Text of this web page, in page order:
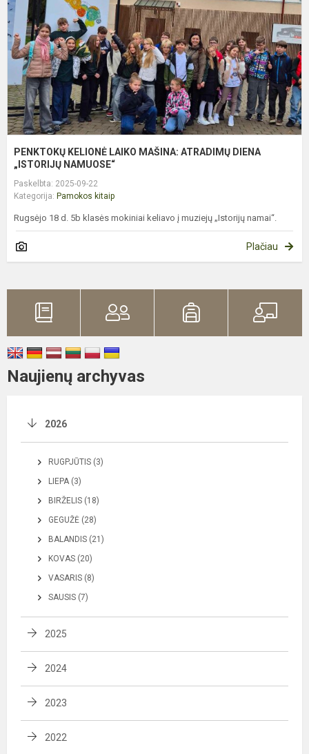
PENKTOKŲ KELIONĖ LAIKO MAŠINA: ATRADIMŲ DIENA
„ISTORIJŲ NAMUOSE“
Paskelbta: 2025-09-22
Kategorija: Pamokos kitaip
Rugsėjo 18 d. 5b klasės mokiniai keliavo į muziejų „Istorijų namai“.
Plačiau
Naujienų archyvas
2026
RUGPJŪTIS (3)
LIEPA (3)
BIRŽELIS (18)
GEGUŽĖ (28)
BALANDIS (21)
KOVAS (20)
VASARIS (8)
SAUSIS (7)
2025
2024
2023
2022